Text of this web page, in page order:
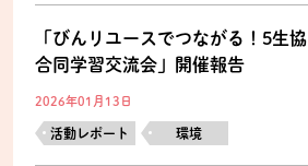
「びんリユースでつながる！5生協
合同学習交流会」開催報告
2026年01月13日
活動レポート 環境